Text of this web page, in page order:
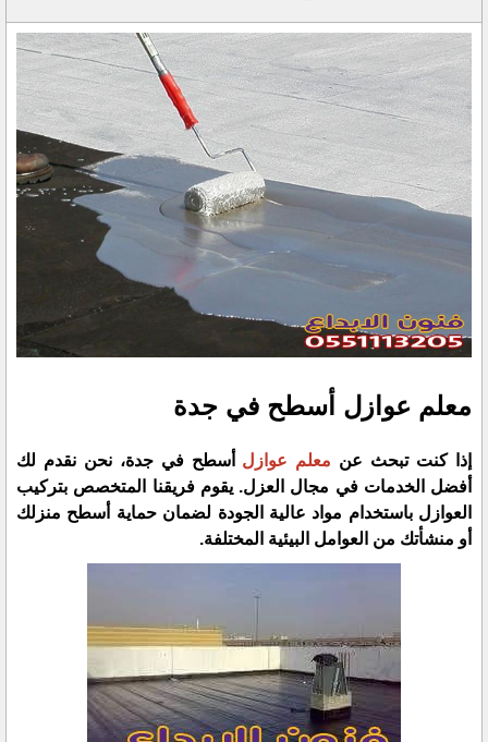
معلم عوازل أسطح في جدة
إذا كنت تبحث عن معلم عوازل أسطح في جدة، نحن نقدم لك
أفضل الخدمات في مجال العزل. يقوم فريقنا المتخصص بتركيب
العوازل باستخدام مواد عالية الجودة لضمان حماية أسطح منزلك
أو منشأتك من العوامل البيئية المختلفة.